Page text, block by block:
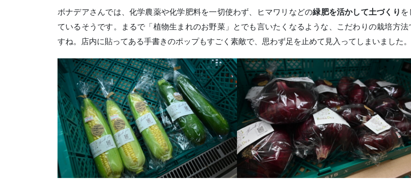
ボナデアさんでは、化学農薬や化学肥料を一切使わず、ヒマワリなどの緑肥を活かして土づくり を
ているそうです。まるで「植物生まれのお野菜」とでも言いたくなるような、こだわりの栽培方法
すね。店内に貼ってある手書きのポップもすごく素敵で、思わず足を止めて見入ってしまいました。